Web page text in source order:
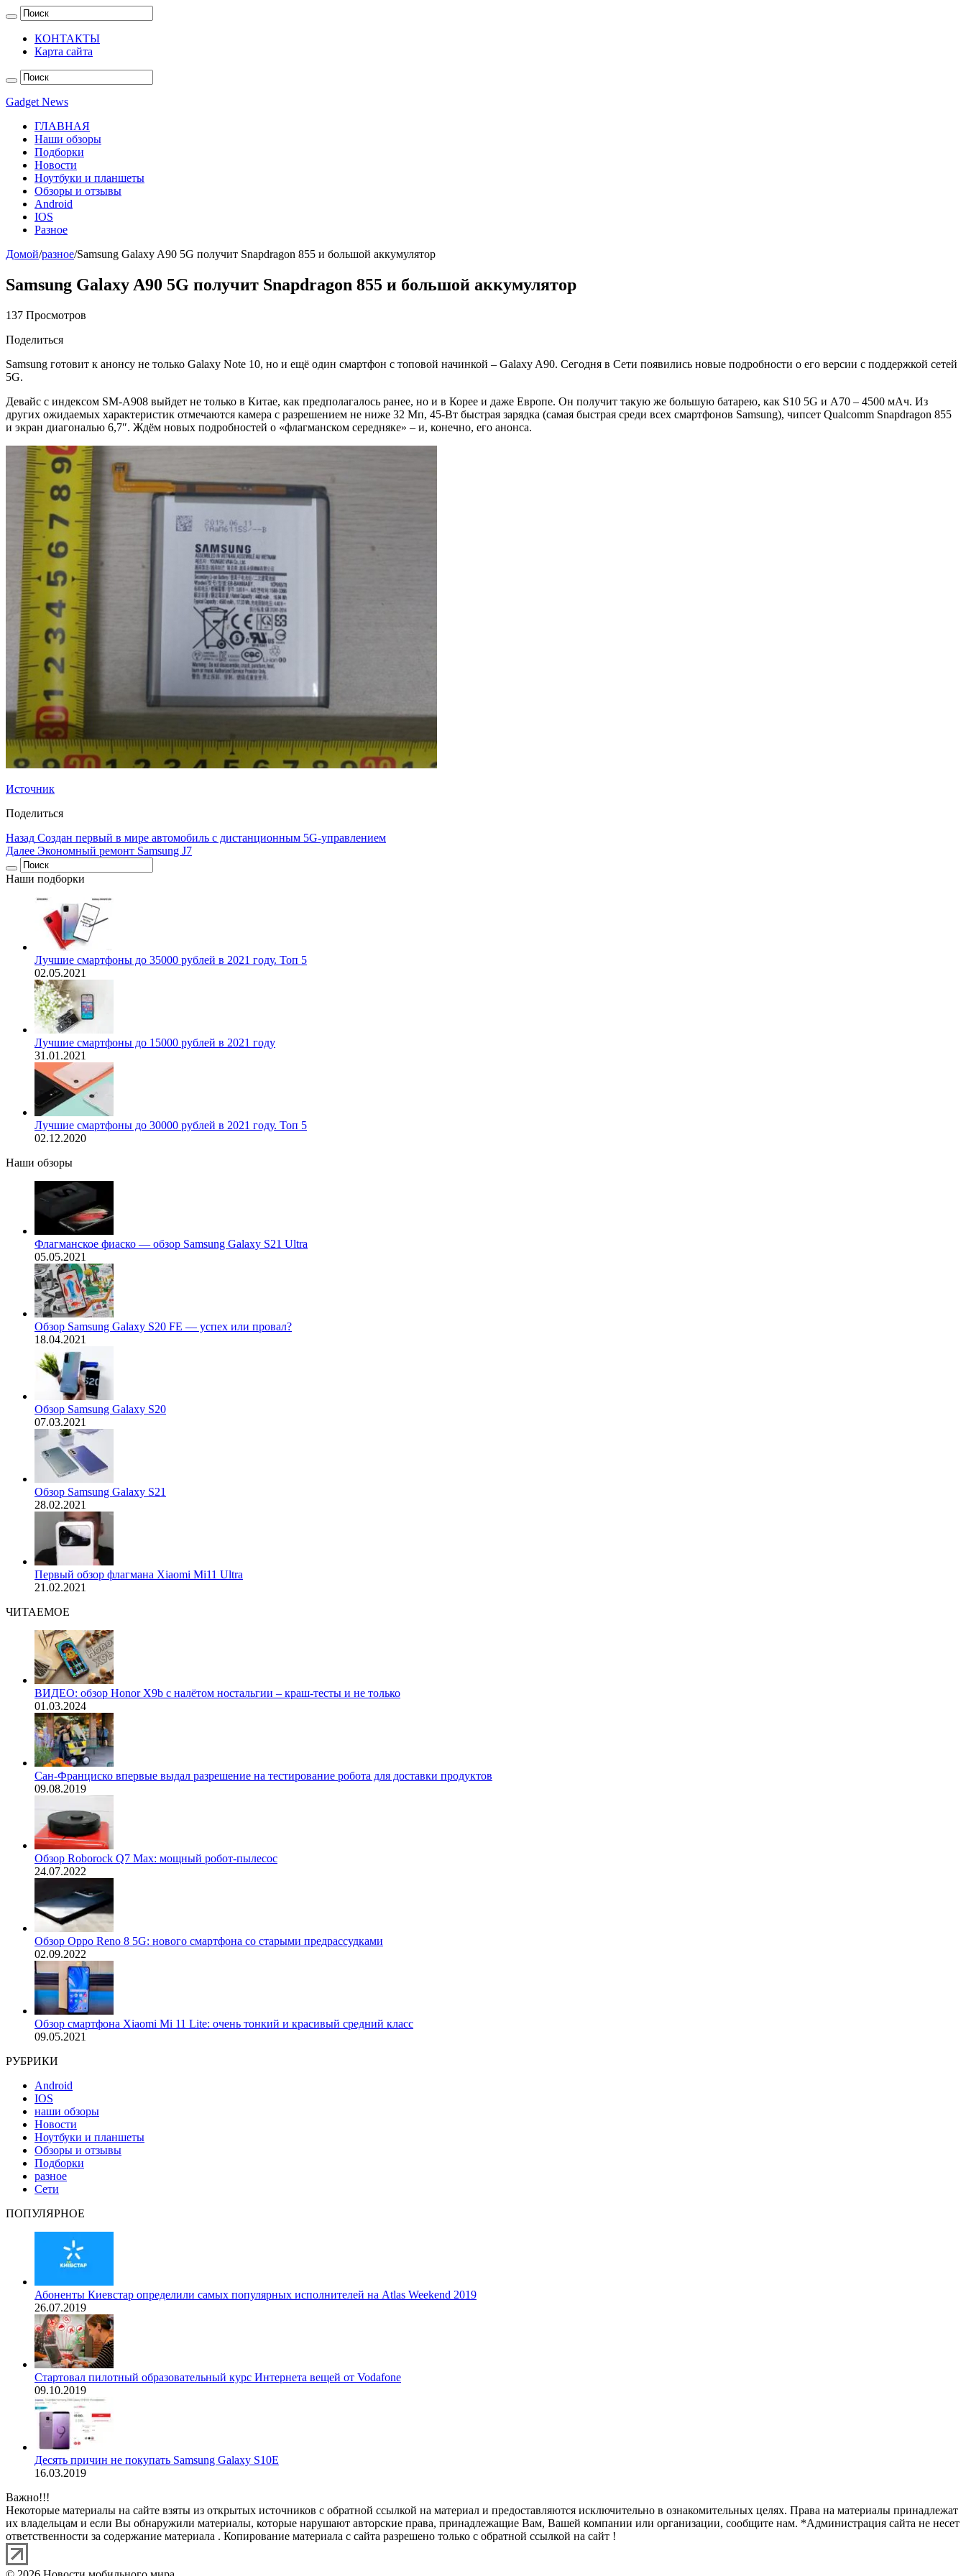
КОНТАКТЫ
Карта сайта
Gadget News
ГЛАВНАЯ
Наши обзоры
Подборки
Новости
Ноутбуки и планшеты
Обзоры и отзывы
Android
IOS
Разное
Домой/разное/Samsung Galaxy A90 5G получит Snapdragon 855 и большой аккумулятор
Samsung Galaxy A90 5G получит Snapdragon 855 и большой аккумулятор
137 Просмотров
Поделиться
Samsung готовит к анонсу не только Galaxy Note 10, но и ещё один смартфон с топовой начинкой – Galaxy A90. Сегодня в Сети появились новые подробности о его версии с поддержкой сетей
5G.
Девайс с индексом SM-A908 выйдет не только в Китае, как предполагалось ранее, но и в Корее и даже Европе. Он получит такую же большую батарею, как S10 5G и A70 – 4500 мАч. Из
других ожидаемых характеристик отмечаются камера с разрешением не ниже 32 Мп, 45-Вт быстрая зарядка (самая быстрая среди всех смартфонов Samsung), чипсет Qualcomm Snapdragon 855
и экран диагональю 6,7″. Ждём новых подробностей о «флагманском середняке» – и, конечно, его анонса.
Источник
Поделиться
Назад Создан первый в мире автомобиль с дистанционным 5G-управлением
Далее Экономный ремонт Samsung J7
Наши подборки
Лучшие смартфоны до 35000 рублей в 2021 году. Топ 5
02.05.2021
Лучшие смартфоны до 15000 рублей в 2021 году
31.01.2021
Лучшие смартфоны до 30000 рублей в 2021 году. Топ 5
02.12.2020
Наши обзоры
Флагманское фиаско — обзор Samsung Galaxy S21 Ultra
05.05.2021
Обзор Samsung Galaxy S20 FE — успех или провал?
18.04.2021
Обзор Samsung Galaxy S20
07.03.2021
Обзор Samsung Galaxy S21
28.02.2021
Первый обзор флагмана Xiaomi Mi11 Ultra
21.02.2021
ЧИТАЕМОЕ
ВИДЕО: обзор Honor X9b с налётом ностальгии – краш-тесты и не только
01.03.2024
Сан-Франциско впервые выдал разрешение на тестирование робота для доставки продуктов
09.08.2019
Обзор Roborock Q7 Max: мощный робот-пылесос
24.07.2022
Обзор Oppo Reno 8 5G: нового смартфона со старыми предрассудками
02.09.2022
Обзор смартфона Xiaomi Mi 11 Lite: очень тонкий и красивый средний класс
09.05.2021
РУБРИКИ
Android
IOS
наши обзоры
Новости
Ноутбуки и планшеты
Обзоры и отзывы
Подборки
разное
Сети
ПОПУЛЯРНОЕ
Абоненты Киевстар определили самых популярных исполнителей на Atlas Weekend 2019
26.07.2019
Стартовал пилотный образовательный курс Интернета вещей от Vodafone
09.10.2019
Десять причин не покупать Samsung Galaxy S10E
16.03.2019
Важно!!!
Некоторые материалы на сайте взяты из открытых источников с обратной ссылкой на материал и предоставляются исключительно в ознакомительных целях. Права на материалы принадлежат
их владельцам и если Вы обнаружили материалы, которые нарушают авторские права, принадлежащие Вам, Вашей компании или организации, сообщите нам. *Администрация сайта не несет
ответственности за содержание материала . Копирование материала с сайта разрешено только с обратной ссылкой на сайт !